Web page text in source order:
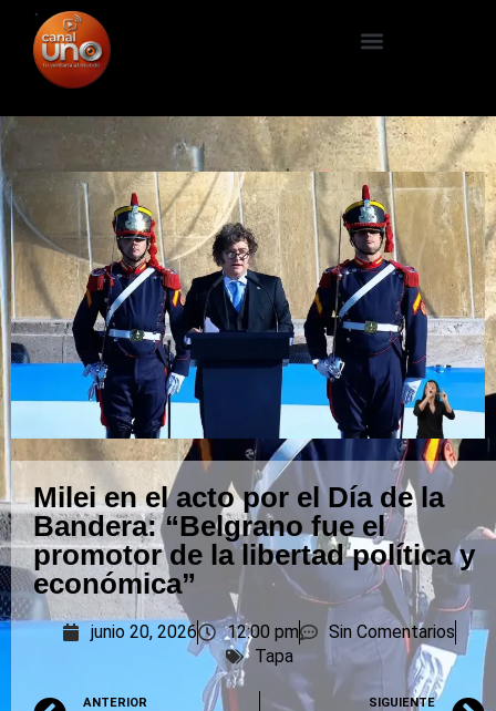
Milei en el acto por el Día de la
Bandera: “Belgrano fue el
promotor de la libertad política y
económica”
junio 20, 2026 12:00 pm
Sin Comentarios
Tapa
ANTERIOR SIGUIENTE